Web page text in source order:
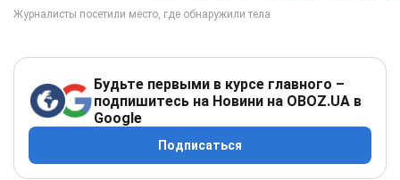
Будьте первыми в курсе главного –
подпишитесь на Новини на OBOZ.UA в
Google
Подписаться